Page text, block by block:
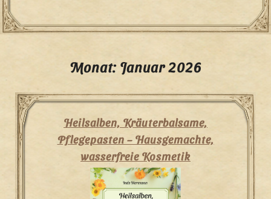
Monat: Januar 2026
Heilsalben, Kräuterbalsame,
Pflegepasten – Hausgemachte,
wasserfreie Kosmetik